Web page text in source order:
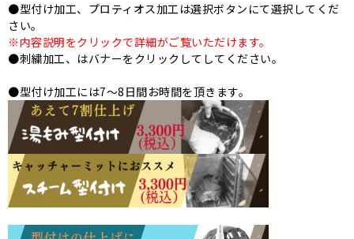
●型付け加工、プロティオス加工は選択ボタンにて選択してくだ
さい。
※内容説明をクリックで詳細がご覧いただけます。
●刺繍加工、はバナーをクリックしてしてください。
●型付け加工には7～8日間お時間を頂きます。